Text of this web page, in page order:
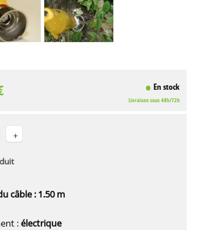
En stock
Livraison sous 48h/72h
câble : 1.50 m
:électrique